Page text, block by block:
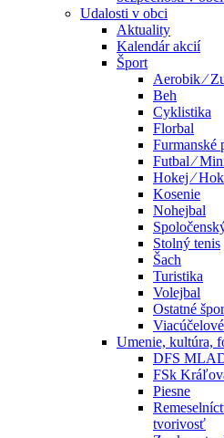
Udalosti v obci
Aktuality
Kalendár akcií
Šport
Aerobik ⁄
Beh
Cyklistika
Florbal
Furmanské
Futbal ⁄
Hokej ⁄
Kosenie
Nohejbal
Stolný tenis
Šach
Turistika
Volejbal
Ostatné
Umenie, kultúra,
DFS
FSk
Piesne
tvorivosť